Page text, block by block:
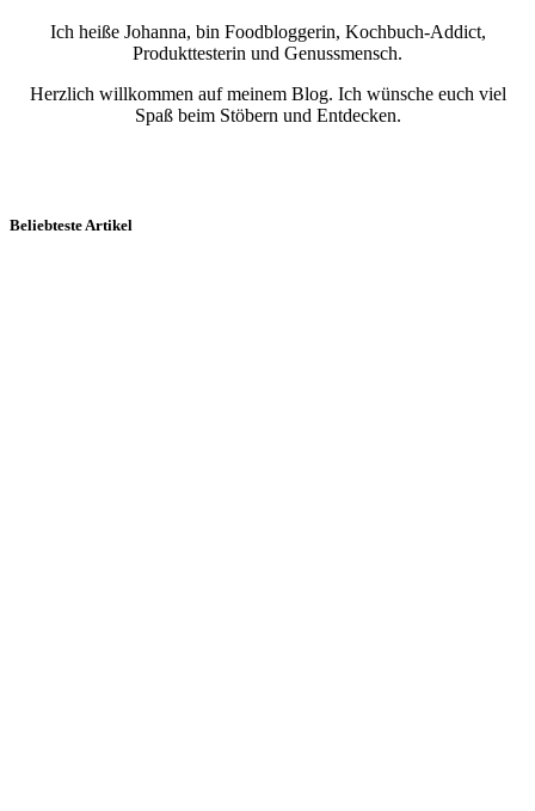
Ich heiße Johanna, bin Foodbloggerin, Kochbuch-Addict,
Produkttesterin und Genussmensch.
Herzlich willkommen auf meinem Blog. Ich wünsche euch viel
Spaß beim Stöbern und Entdecken.
Beliebteste Artikel